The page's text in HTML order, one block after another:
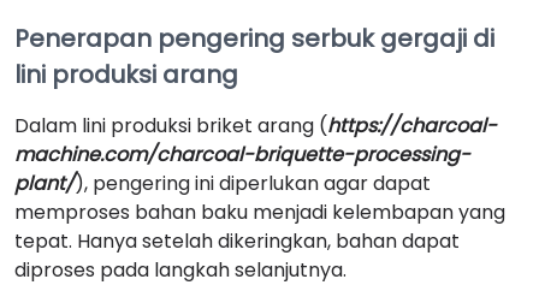
Penerapan pengering serbuk gergaji di
lini produksi arang
Dalam lini produksi briket arang (https://charcoal-
machine.com/charcoal-briquette-processing-
plant/), pengering ini diperlukan agar dapat
memproses bahan baku menjadi kelembapan yang
tepat. Hanya setelah dikeringkan, bahan dapat
diproses pada langkah selanjutnya.